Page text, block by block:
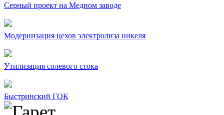
Серный проект на Медном заводе
Модернизация цехов электролиза никеля
Утилизация солевого стока
Быстринский ГОК